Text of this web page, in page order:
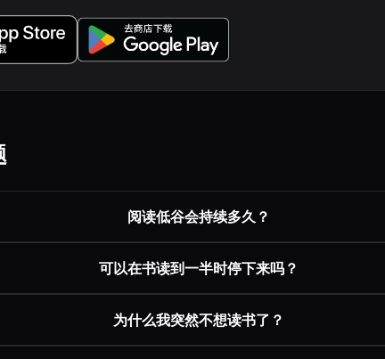
阅读低谷会持续多久？
可以在书读到一半时停下来吗？
为什么我突然不想读书了？